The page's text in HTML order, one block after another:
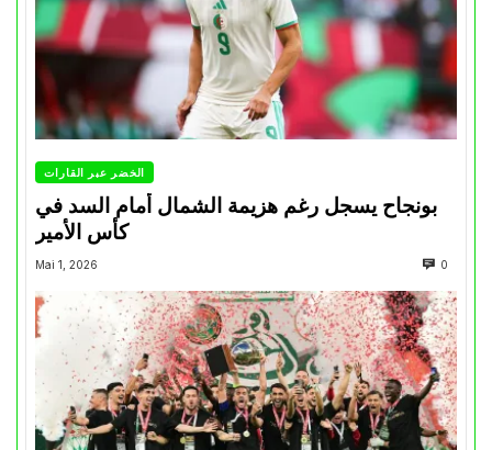
الخضر عبر القارات
بونجاح يسجل رغم هزيمة الشمال أمام السد في
كأس الأمير
Mai 1, 2026 0